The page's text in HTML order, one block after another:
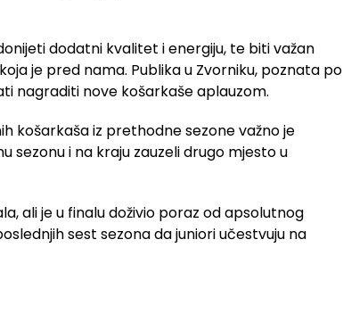
dodatni kvalitet i energiju, te biti važan
je pred nama. Publika u Zvorniku, poznata po
nagraditi nove košarkaše aplauzom.
košarkaša iz prethodne sezone važno je
sezonu i na kraju zauzeli drugo mjesto u
ali je u finalu doživio poraz od apsolutnog
sest sezona da juniori učestvuju na